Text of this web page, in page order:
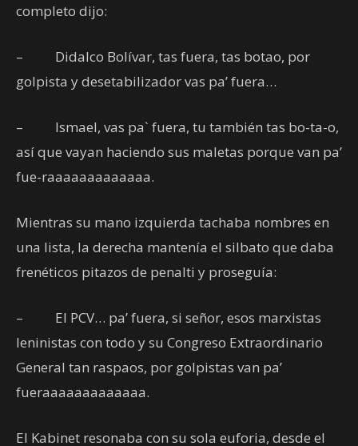
completo dijo:
– Didalco Bolívar, tas fuera, tas botao, por
golpista y desetabilizador vas pa’ fuera…
– Ismael, vas pa` fuera, tu también tas bo-ta-o,
así que vayan haciendo sus maletas porque van pa’
fue-raaaaaaaaaaaaa.
Mientras su mano izquierda tachaba nombres en
una lista, la derecha mantenía el silbato que daba
frenéticos pitazos de penalti y proseguía:
– El PCV… pa’ fuera, si señor, esos marxistas
leninistas con todo y su Congreso Extraordinario
General tan raspaos, por golpistas van pa’
fueraaaaaaaaaaaaa.
El Kabinet resonaba con su sola euforia, desde el